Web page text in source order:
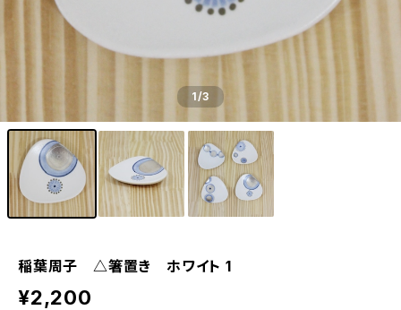
1/3
稲葉周子 △箸置き ホワイト 1
¥2,200